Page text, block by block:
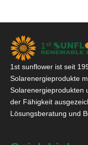
1st sunflower ist seit
Solarenergieprodukte
Solarenergieprodukten
der Fähigkeit
Lösungsberatung und